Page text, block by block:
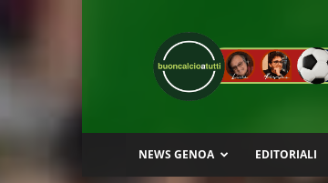
Buon
Calcio
a
Tutti
NEWS GENOA EDITORIALI